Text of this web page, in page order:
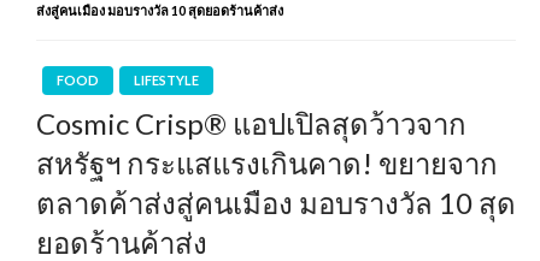
ส่งสู่คนเมือง มอบรางวัล 10 สุดยอดร้านค้าส่ง
FOOD LIFESTYLE
Cosmic Crisp® แอปเปิลสุดว้าวจาก
สหรัฐฯ กระแสแรงเกินคาด! ขยายจาก
ตลาดค้าส่งสู่คนเมือง มอบรางวัล 10 สุด
ยอดร้านค้าส่ง